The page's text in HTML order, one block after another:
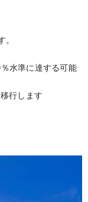
。
水準に達する可能
行します